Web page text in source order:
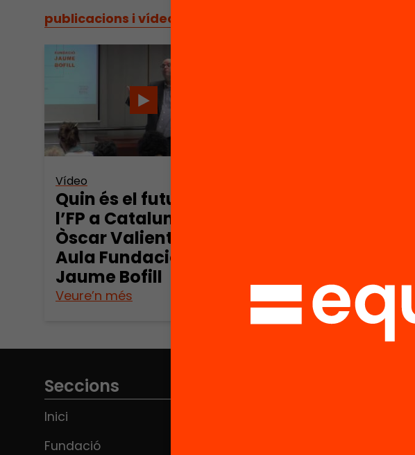
publicacions i vídeos
Vídeo
Quin és el futur de
l’FP a Catalunya?
Òscar Valiente –
Aula Fundació
Jaume Bofill
Veure’n més
Seccions
Inici
Fundació